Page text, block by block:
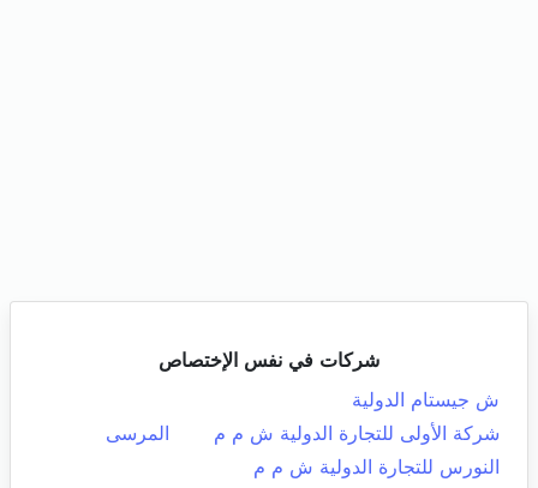
شركات في نفس الإختصاص
ش جيستام الدولية
شركة الأولى للتجارة الدولية ش م م
المرسى
النورس للتجارة الدولية ش م م